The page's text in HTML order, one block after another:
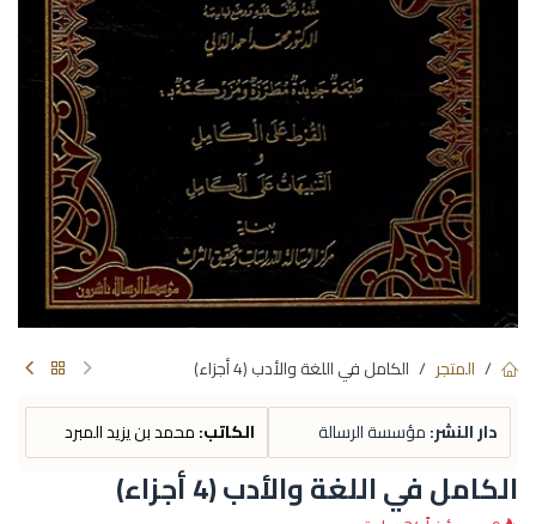
المتجر الكامل في اللغة والأدب (4 أجزاء)
دار النشر:مؤسسة الرسالة الكاتب:محمد بن يزيد المبرد
الكامل في اللغة والأدب (4 أجزاء)